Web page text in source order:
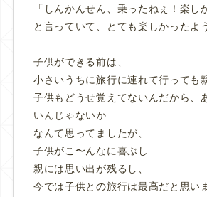
「しんかんせん、乗ったねぇ！楽し
と言っていて、とても楽しかったよ
子供ができる前は、
小さいうちに旅行に連れて行っても
子供もどうせ覚えてないんだから、
いんじゃないか
なんて思ってましたが、
子供がこ〜んなに喜ぶし
親には思い出が残るし、
今では子供との旅行は最高だと思い